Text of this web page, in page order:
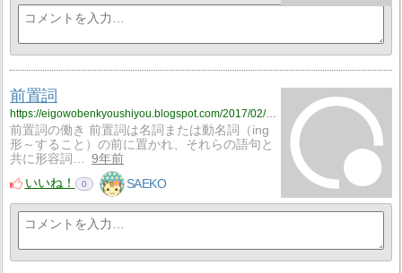
前置詞
https://eigowobenkyoushiyou.blogspot.com/2017/02/blog-post_16.html
前置詞の働き 前置詞は名詞または動名詞（ing
形～すること）の前に置かれ、それらの語句と
共に形容詞…
9年前
いいね！
0 SAEKO